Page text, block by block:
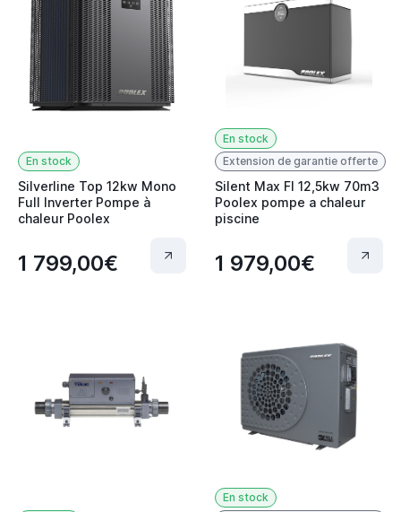
En stock
Silverline Top 12kw Mono
Full Inverter Pompe à
chaleur Poolex
1 799,00€
En stock
Extension de garantie offerte
Silent Max FI 12,5kw 70m3
Poolex pompe a chaleur
piscine
1 979,00€
En stock